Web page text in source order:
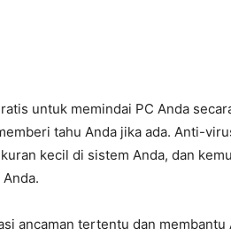
untuk memindai PC Anda
tahu Anda jika ada. Anti-
kecil di sistem Anda, dan
ancaman tertentu dan membantu